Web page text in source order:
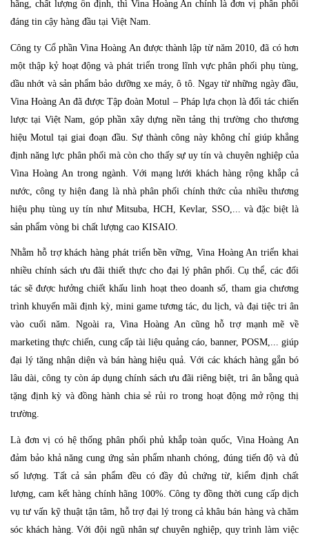
hãng, chất lượng ổn định, thì Vina Hoàng An chính là đơn vị phân phối
đáng tin cậy hàng đầu tại Việt Nam.
Công ty Cổ phần Vina Hoàng An được thành lập từ năm 2010, đã có hơn
một thập kỷ hoạt động và phát triển trong lĩnh vực phân phối phụ tùng,
dầu nhớt và sản phẩm bảo dưỡng xe máy, ô tô. Ngay từ những ngày đầu,
Vina Hoàng An đã được Tập đoàn Motul – Pháp lựa chọn là đối tác chiến
lược tại Việt Nam, góp phần xây dựng nền tảng thị trường cho thương
hiệu Motul tại giai đoạn đầu. Sự thành công này không chỉ giúp khẳng
định năng lực phân phối mà còn cho thấy sự uy tín và chuyên nghiệp của
Vina Hoàng An trong ngành. Với mạng lưới khách hàng rộng khắp cả
nước, công ty hiện đang là nhà phân phối chính thức của nhiều thương
hiệu phụ tùng uy tín như Mitsuba, HCH, Kevlar, SSO,... và đặc biệt là
sản phẩm vòng bi chất lượng cao KISAIO.
Nhằm hỗ trợ khách hàng phát triển bền vững, Vina Hoàng An triển khai
nhiều chính sách ưu đãi thiết thực cho đại lý phân phối. Cụ thể, các đối
tác sẽ được hưởng chiết khấu linh hoạt theo doanh số, tham gia chương
trình khuyến mãi định kỳ, mini game tương tác, du lịch, và đại tiệc tri ân
vào cuối năm. Ngoài ra, Vina Hoàng An cũng hỗ trợ mạnh mẽ về
marketing thực chiến, cung cấp tài liệu quảng cáo, banner, POSM,... giúp
đại lý tăng nhận diện và bán hàng hiệu quả. Với các khách hàng gắn bó
lâu dài, công ty còn áp dụng chính sách ưu đãi riêng biệt, tri ân bằng quà
tặng định kỳ và đồng hành chia sẻ rủi ro trong hoạt động mở rộng thị
trường.
Là đơn vị có hệ thống phân phối phủ khắp toàn quốc, Vina Hoàng An
đảm bảo khả năng cung ứng sản phẩm nhanh chóng, đúng tiến độ và đủ
số lượng. Tất cả sản phẩm đều có đầy đủ chứng từ, kiểm định chất
lượng, cam kết hàng chính hãng 100%. Công ty đồng thời cung cấp dịch
vụ tư vấn kỹ thuật tận tâm, hỗ trợ đại lý trong cả khâu bán hàng và chăm
sóc khách hàng. Với đội ngũ nhân sự chuyên nghiệp, quy trình làm việc